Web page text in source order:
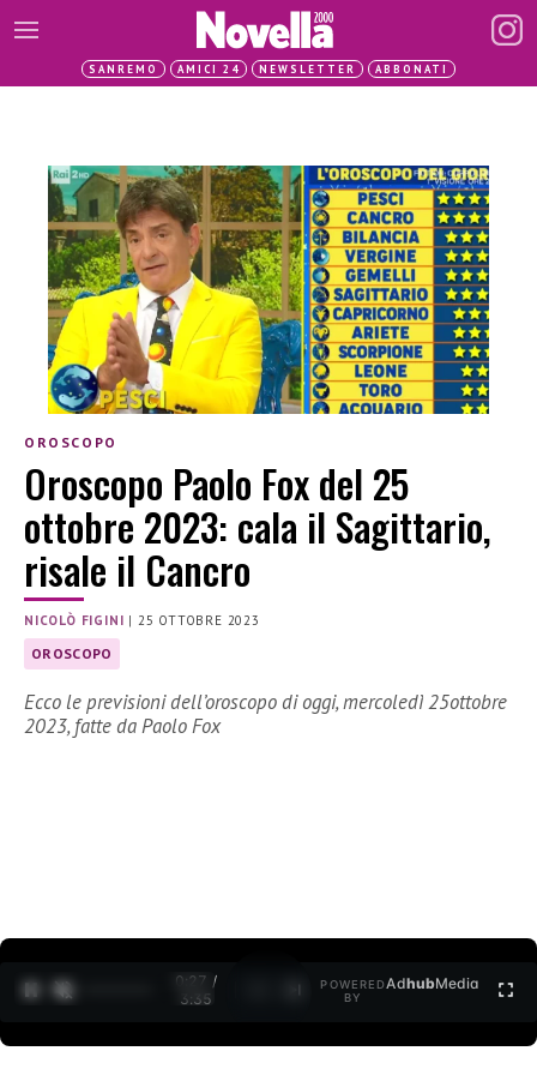
SANREMO AMICI 24 NEWSLETTER ABBONATI
OROSCOPO
Oroscopo Paolo Fox del 25
ottobre 2023: cala il Sagittario,
risale il Cancro
NICOLÒ FIGINI | 25 OTTOBRE 2023
OROSCOPO
Ecco le previsioni dell’oroscopo di oggi, mercoledì 25ottobre
2023, fatte da Paolo Fox
0:27 /
3:35
POWERED
BY
AdhubMedia